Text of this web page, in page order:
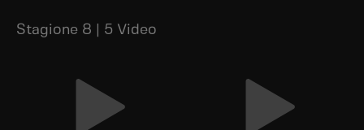
Stagione 8 | 5 Video